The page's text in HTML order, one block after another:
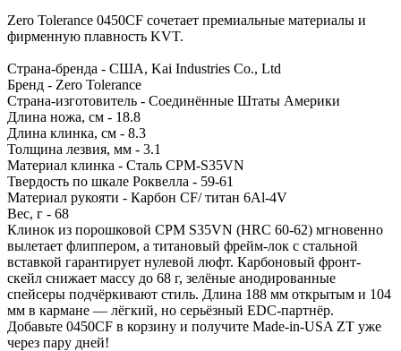
Zero Tolerance 0450CF сочетает премиальные материалы и
фирменную плавность KVT.
Страна-бренда - США, Kai Industries Co., Ltd
Бренд - Zero Tolerance
Страна-изготовитель - Соединённые Штаты Америки
Длина ножа, см - 18.8
Длина клинка, см - 8.3
Толщина лезвия, мм - 3.1
Материал клинка - Сталь CPM-S35VN
Твердость по шкале Роквелла - 59-61
Материал рукояти - Карбон CF/ титан 6Al-4V
Вес, г - 68
Клинок из порошковой CPM S35VN (HRC 60-62) мгновенно
вылетает флиппером, а титановый фрейм-лок с стальной
вставкой гарантирует нулевой люфт. Карбоновый фронт-
скейл снижает массу до 68 г, зелёные анодированные
спейсеры подчёркивают стиль. Длина 188 мм открытым и 104
мм в кармане — лёгкий, но серьёзный EDC-партнёр.
Добавьте 0450CF в корзину и получите Made-in-USA ZT уже
через пару дней!